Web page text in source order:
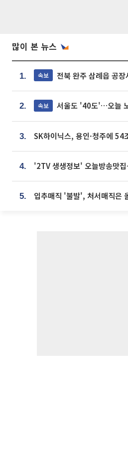
많이 본 뉴스
1. 속보 전북 완주 삼례읍 공장
2. 속보 서울도 '40도'…오늘
3.
4.
5. 입추매직 '불발', 처서매직은